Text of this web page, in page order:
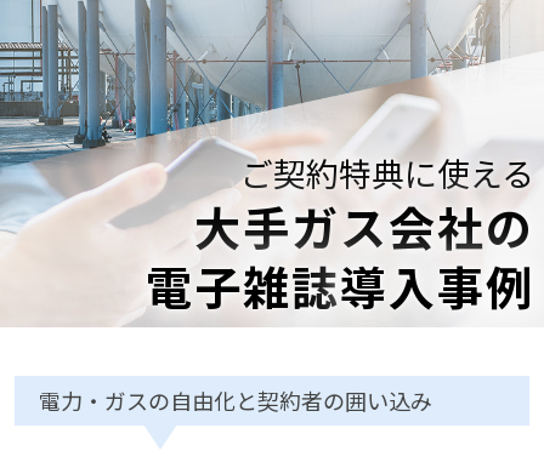
ご契約特典に使える
大手ガス会社の
電子雑誌導入事例
電力・ガスの自由化と契約者の囲い込み